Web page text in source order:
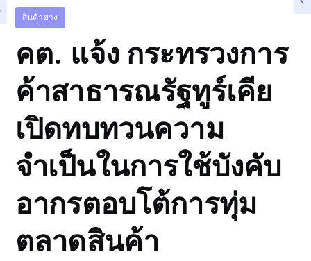
สินค้ายาง
คต. แจ้ง กระทรวงการ
ค้าสาธารณรัฐทูร์เคีย
เปิดทบทวนความ
จำเป็นในการใช้บังคับ
อากรตอบโต้การทุ่ม
ตลาดสินค้า